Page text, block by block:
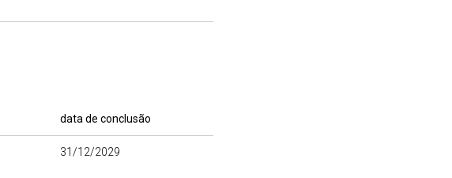
data de conclusão
31/12/2029